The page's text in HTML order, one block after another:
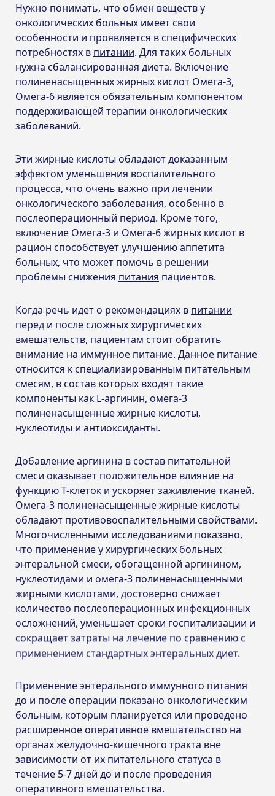
Нужно понимать, что обмен веществ у
онкологических больных имеет свои
особенности и проявляется в специфических
потребностях в питании. Для таких больных
нужна сбалансированная диета. Включение
полиненасыщенных жирных кислот Омега-3,
Омега-6 является обязательным компонентом
поддерживающей терапии онкологических
заболеваний.
Эти жирные кислоты обладают доказанным
эффектом уменьшения воспалительного
процесса, что очень важно при лечении
онкологического заболевания, особенно в
послеоперационный период. Кроме того,
включение Омега-3 и Омега-6 жирных кислот в
рацион способствует улучшению аппетита
больных, что может помочь в решении
проблемы снижения питания пациентов.
Когда речь идет о рекомендациях в питании
перед и после сложных хирургических
вмешательств, пациентам стоит обратить
внимание на иммунное питание. Данное питание
относится к специализированным питательным
смесям, в состав которых входят такие
компоненты как L-аргинин, омега-3
полиненасыщенные жирные кислоты,
нуклеотиды и антиоксиданты.
Добавление аргинина в состав питательной
смеси оказывает положительное влияние на
функцию Т-клеток и ускоряет заживление тканей.
Омега-3 полиненасыщенные жирные кислоты
обладают противовоспалительными свойствами.
Многочисленными исследованиями показано,
что применение у хирургических больных
энтеральной смеси, обогащенной аргинином,
нуклеотидами и омега-3 полиненасыщенными
жирными кислотами, достоверно снижает
количество послеоперационных инфекционных
осложнений, уменьшает сроки госпитализации и
сокращает затраты на лечение по сравнению с
применением стандартных энтеральных диет.
Применение энтерального иммунного питания
до и после операции показано онкологическим
больным, которым планируется или проведено
расширенное оперативное вмешательство на
органах желудочно-кишечного тракта вне
зависимости от их питательного статуса в
течение 5-7 дней до и после проведения
оперативного вмешательства.